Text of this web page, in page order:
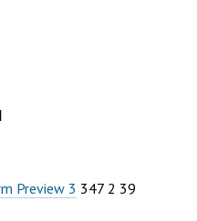
Preview 3 347 2 39